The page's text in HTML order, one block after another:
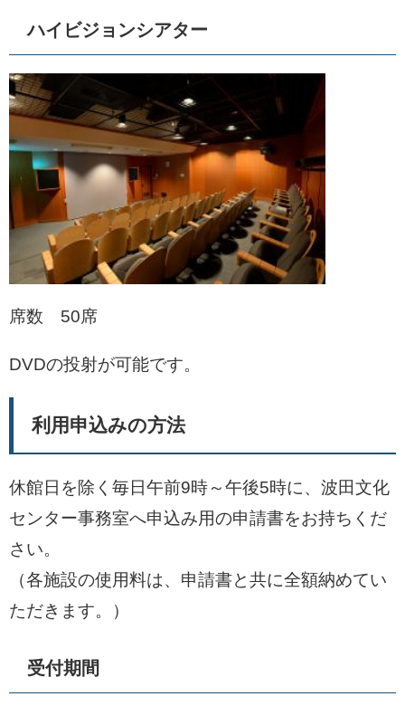
ハイビジョンシアター
席数 50席
DVDの投射が可能です。
利用申込みの方法
休館日を除く毎日午前9時～午後5時に、波田文化
センター事務室へ申込み用の申請書をお持ちくだ
さい。
（各施設の使用料は、申請書と共に全額納めてい
ただきます。）
受付期間